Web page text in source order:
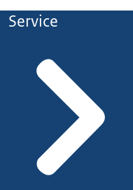
Service